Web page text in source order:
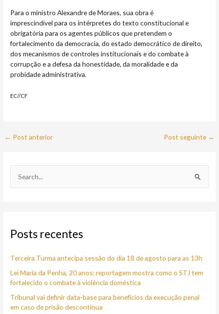
Para o ministro Alexandre de Moraes, sua obra é
imprescindível para os intérpretes do texto constitucional e
obrigatória para os agentes públicos que pretendem o
fortalecimento da democracia, do estado democrático de direito,
dos mecanismos de controles institucionais e do combate à
corrupção e a defesa da honestidade, da moralidade e da
probidade administrativa.
EC//CF
← Post anterior Post seguinte →
u
s
a
r
p
o
Posts recentes
Terceira Turma antecipa sessão do dia 18 de agosto para as 13h
Lei Maria da Penha, 20 anos: reportagem mostra como o STJ tem
fortalecido o combate à violência doméstica
Tribunal vai definir data-base para benefícios da execução penal
em caso de prisão descontínua